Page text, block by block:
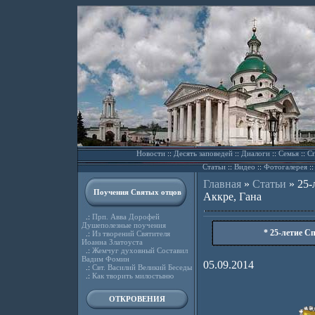
Новости::Десять заповедей::Диалоги::Семья::
Статьи::Видео ::Фотогалерея::
Поучения Святых отцов
.: Прп. Авва Дорофей
Душеполезные поучения
.: Из творений Святителя
Иоанна Златоуста
.: Жемчуг духовный Составил
Вадим Фомин
.: Свт. Василий Великий Беседы
.: Как творить милостыню
ОТКРОВЕНИЯ
Главная» Статьи » 25-
Аккре, Гана
* 25-летие
05.09.2014